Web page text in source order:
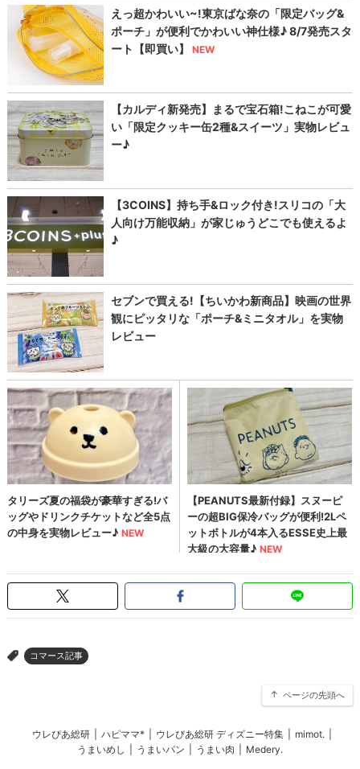
> コマース記事
ページの先頭へ
ウレぴあ総研 ハピママ* ウレぴあ総研 ディズニー特集 mimot.
うまいめし
うまいパン うまい肉 Medery.